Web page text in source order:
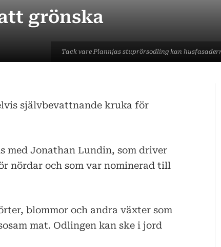
Tack vare Plannjas stuprörsodling kan
grönska
självbevattnande kruka för
med Jonathan Lundin, som driver
nördar och som var nominerad till
blommor och andra växter som
mat. Odlingen kan ske i jord